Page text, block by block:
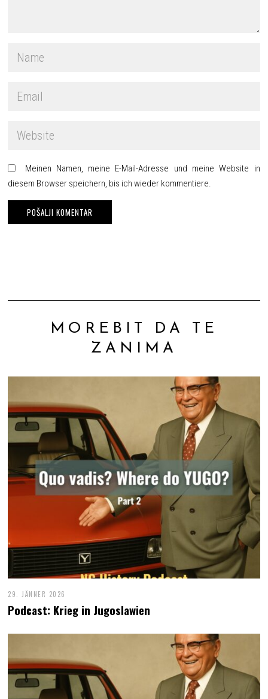
Meinen Namen, meine E-Mail-Adresse und meine Website in
diesem Browser speichern, bis ich wieder kommentiere.
MOREBIT DA TE
ZANIMA
29. JÄNNER 2026
Podcast: Krieg in Jugoslawien